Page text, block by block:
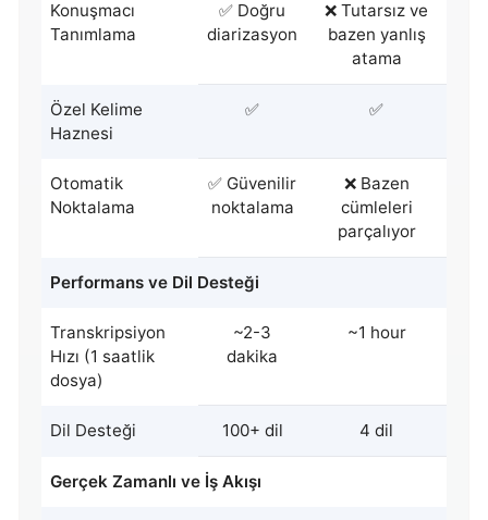
Konuşmacı
Tanımlama
✅ Doğru
diarizasyon
❌ Tutarsız ve
bazen yanlış
atama
Özel Kelime
Haznesi
✅ ✅
Otomatik
Noktalama
✅ Güvenilir
noktalama
❌ Bazen
cümleleri
parçalıyor
Performans ve Dil Desteği
Transkripsiyon
Hızı (1 saatlik
dosya)
~2-3
dakika
~1 hour
Dil Desteği 100+ dil 4 dil
Gerçek Zamanlı ve İş Akışı